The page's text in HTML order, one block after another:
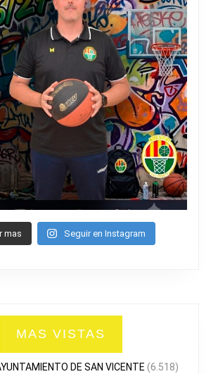
mas Seguir en Instagram
MAS VISTAS
DE SAN VICENTE (6.518)